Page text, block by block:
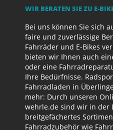
WIR BERATEN SIE ZU E-
Bei uns können Sie sich
faire und zuverlässige
Fahrräder und E-Bikes
bieten wir Ihnen auch
oder eine
Ihre Bedürfnisse.
Fahrradladen in
mehr: Durch unseren
wehrle.de sind wir in der
breitgefächertes
Fahrradzubehör wie